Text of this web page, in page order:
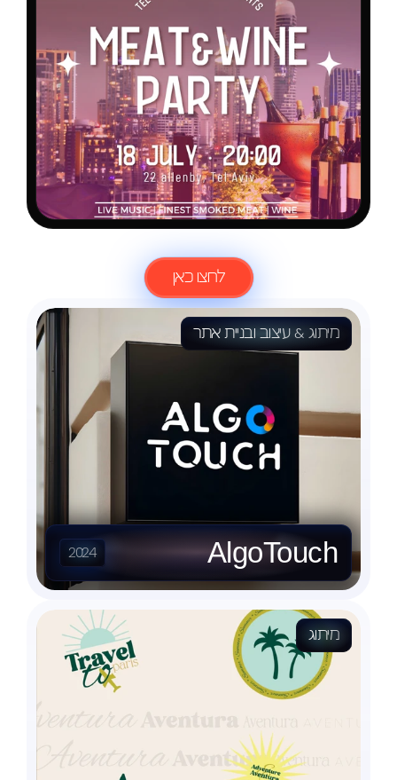
לחצו כאן
לעוד פרוייקטים
2024 AlgoTouch
מיתוג & עיצוב ובניית אתר
מיתוג